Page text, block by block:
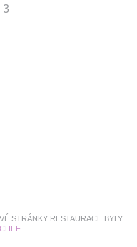
3
STRÁNKY RESTAURACE BYLY
((OTEVŘE SE V NOVÉM OKNĚ))